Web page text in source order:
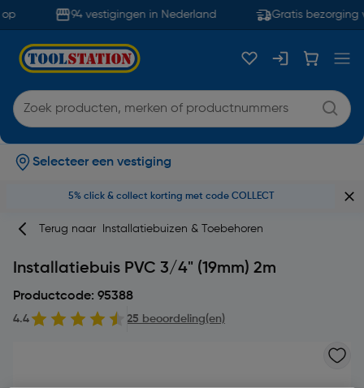
94 vestigingen in Nederland Gratis bezorging
Selecteer een vestiging
5% click & collect korting met code COLLECT
Terug naar Installatiebuizen & Toebehoren
Installatiebuis PVC 3/4" (19mm) 2m
Productcode: 95388
4.4 25 beoordeling(en)